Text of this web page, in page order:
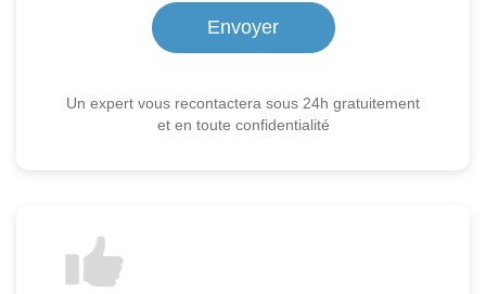
Un expert vous recontactera sous 24h gratuitement
et en toute confidentialité